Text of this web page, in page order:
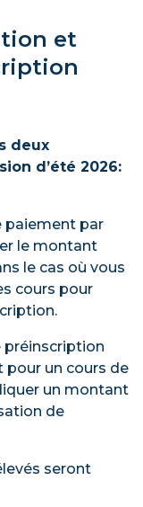
et
deux
d’été 2026:
paiement par
le montant
le cas où vous
cours pour
préinscription
pour un cours de
un montant
de
seront